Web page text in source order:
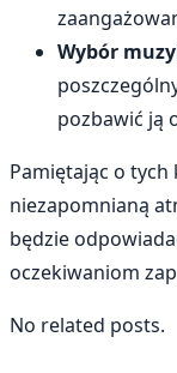
Wybór
pozbawić ją
Pamiętając o
niezapomnianą
będzie
oczekiwaniom
No related posts.